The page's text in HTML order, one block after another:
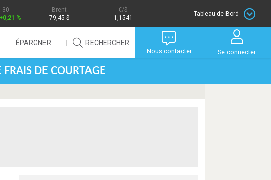
30
+0,21 %
Brent
79,45 $
/$
1,1541
Tableau de Bord
ÉPARGNER RECHERCHER
Nous contacter Se connecter
DE COURTAGE